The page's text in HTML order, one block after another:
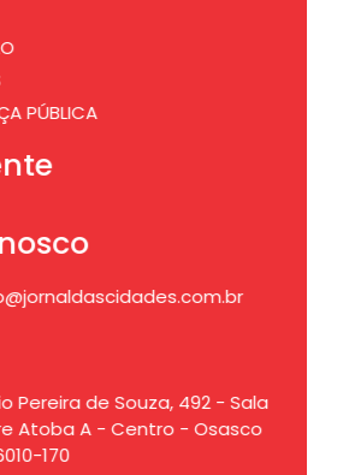
PÚBLICA
Pereira de Souza, 492 - Sala
Atoba A - Centro - Osasco
170